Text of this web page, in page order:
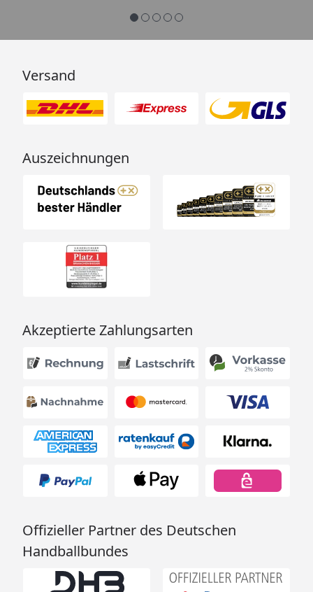
Versand
Auszeichnungen
Akzeptierte Zahlungsarten
Offizieller Partner des Deutschen
Handballbundes